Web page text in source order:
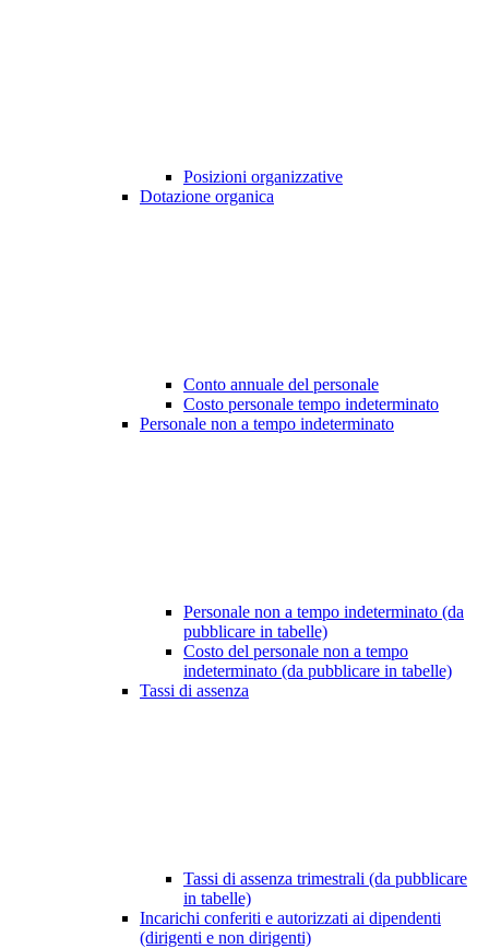
Posizioni organizzative
Dotazione organica
Conto annuale del personale
Costo personale tempo indeterminato
Personale non a tempo indeterminato
Personale non a tempo indeterminato (da
pubblicare in tabelle)
Costo del personale non a tempo
indeterminato (da pubblicare in tabelle)
Tassi di assenza
Tassi di assenza trimestrali (da pubblicare
in tabelle)
Incarichi conferiti e autorizzati ai dipendenti
(dirigenti e non dirigenti)